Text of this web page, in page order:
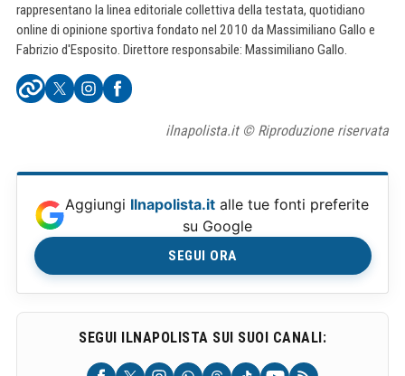
rappresentano la linea editoriale collettiva della testata, quotidiano
online di opinione sportiva fondato nel 2010 da Massimiliano Gallo e
Fabrizio d'Esposito. Direttore responsabile: Massimiliano Gallo.
ilnapolista.it © Riproduzione riservata
Aggiungi Ilnapolista.it alle tue fonti preferite
su Google
SEGUI ORA
SEGUI ILNAPOLISTA SUI SUOI CANALI: